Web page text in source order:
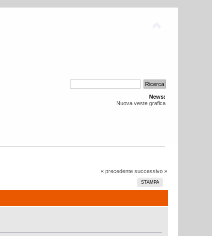
News:
Nuova veste grafica
« precedente successivo »
STAMPA